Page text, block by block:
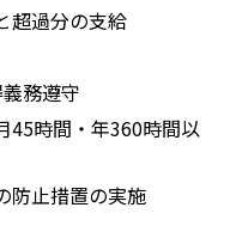
超過分の支給
務遵守
45時間・年360時間以
防止措置の実施